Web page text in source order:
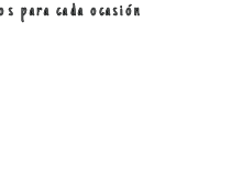
para cada ocasión